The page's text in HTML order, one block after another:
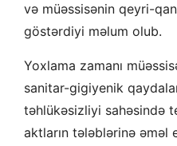
və müəssisənin qeyri-
göstərdiyi məlum olub.
Yoxlama zamanı
sanitar-gigiyenik
təhlükəsizliyi sahəsində
aktların tələblərinə əməl